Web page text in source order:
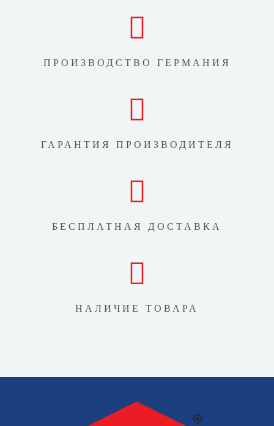
ПРОИЗВОДСТВО ГЕРМАНИЯ
ГАРАНТИЯ ПРОИЗВОДИТЕЛЯ
БЕСПЛАТНАЯ ДОСТАВКА
НАЛИЧИЕ ТОВАРА